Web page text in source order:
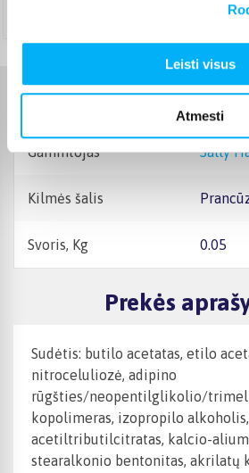
Leisti visus
Atmesti
Gamintojas Sally
Kilmės šalis
Svoris, Kg 0.05
Prekės
Sudėtis: butilo acetatas, etilo
nitroceluliozė, adipino
rūgšties/neopentilglikolio/
kopolimeras, izopropilo alkoholis,
acetiltributilcitratas, kalcio-
stearalkonio bentonitas, akrilatų